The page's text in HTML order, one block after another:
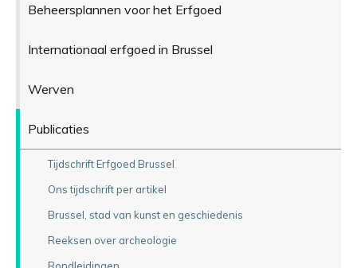
Beheersplannen voor het Erfgoed
Internationaal erfgoed in Brussel
Werven
Publicaties
Tijdschrift Erfgoed Brussel
Ons tijdschrift per artikel
Brussel, stad van kunst en geschiedenis
Reeksen over archeologie
Rondleidingen